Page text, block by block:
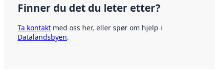
Finner du det du leter etter?
Ta kontakt med oss her, eller spør om hjelp i
Datalandsbyen.